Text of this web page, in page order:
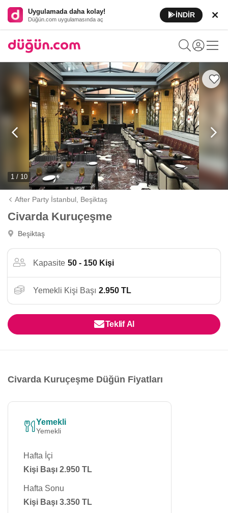
Uygulamada daha kolay!
Düğün.com uygulamasında aç
İNDİR
1 / 10
After Party İstanbul, Beşiktaş
Civarda Kuruçeşme
Beşiktaş
Kapasite 50 - 150 Kişi
Yemekli Kişi Başı 2.950 TL
Teklif Al
Civarda Kuruçeşme Düğün Fiyatları
Yemekli
Yemekli
Hafta İçi
Kişi Başı 2.950 TL
Hafta Sonu
Kişi Başı 3.350 TL